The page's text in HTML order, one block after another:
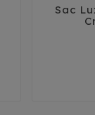

Sac